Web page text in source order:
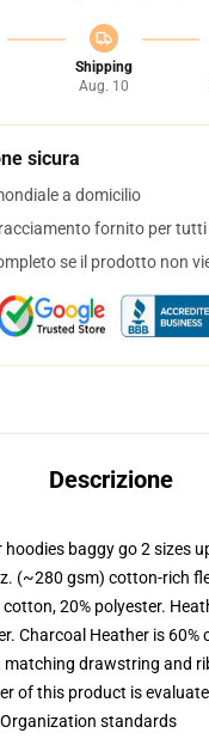
Shipping
Aug. 10
sicura
a domicilio
fornito per tutti
se il prodotto non
Descrizione
hoodies baggy go 2 sizes
(~280 gsm) cotton-rich
20% polyester.
Charcoal Heather is 60%
matching drawstring and
of this product is
standards